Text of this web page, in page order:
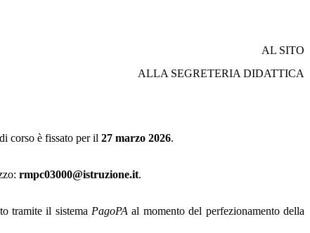
AL SITO
ALLA SEGRETERIA DIDATTICA
corso è fissato per il 27 marzo 2026.
rmpc03000@istruzione.it.
tramite il sistema PagoPA al momento del perfezionamento della